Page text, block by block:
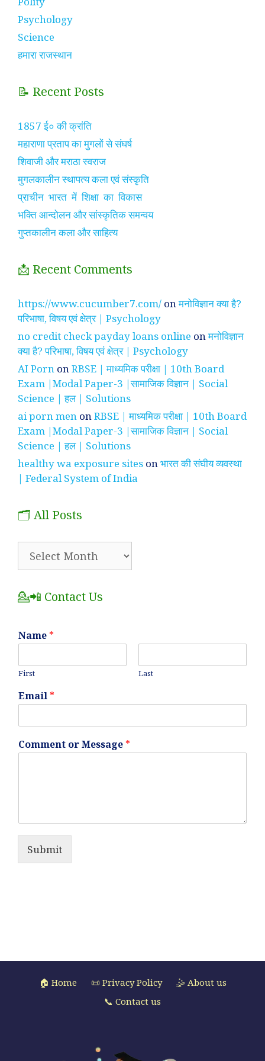
Psychology
Science
हमारा राजस्थान
📝 Recent Posts
1857 ई० की क्रांति
महाराणा प्रताप का मुगलों से संघर्ष
शिवाजी और मराठा स्वराज
मुगलकालीन स्थापत्य कला एवं संस्कृति
प्राचीन भारत में शिक्षा का विकास
भक्ति आन्दोलन और सांस्कृतिक समन्वय
गुप्तकालीन कला और साहित्य
📩 Recent Comments
https://www.cucumber7.com/ onमनोविज्ञान क्या है?
परिभाषा, विषय एवं क्षेत्र | Psychology
no credit check payday loans online onमनोविज्ञान
क्या है? परिभाषा, विषय एवं क्षेत्र | Psychology
AI Porn onRBSE | माध्यमिक परीक्षा | 10th Board
Exam |Modal Paper-3 |सामाजिक विज्ञान | Social
Science | हल | Solutions
ai porn men onRBSE | माध्यमिक परीक्षा | 10th Board
Exam |Modal Paper-3 |सामाजिक विज्ञान | Social
Science | हल | Solutions
healthy wa exposure sites onभारत की संघीय व्यवस्था
| Federal System of India
🗂️ All Posts
💁📲 Contact Us
Name *
First Last
Email *
Comment or Message *
Submit
🏠 Home 📜 Privacy Policy
🤹 About us
📞 Contact us